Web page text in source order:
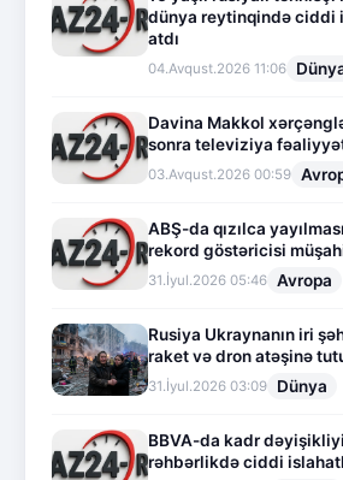
dünya reytinqində ciddi
atdı
04.Avqust.2026 11:06
Davina Makkol
sonra televiziya
03.Avqust.2026 00:59
ABŞ-da qızılca
rekord göstəricisi
31.İyul.2026 05:46 Avropa
Rusiya Ukraynanın iri
raket və dron atəşinə
31.İyul.2026 03:09 Dünya
BBVA-da kadr
rəhbərlikdə ciddi